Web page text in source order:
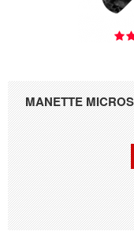
MANETTE